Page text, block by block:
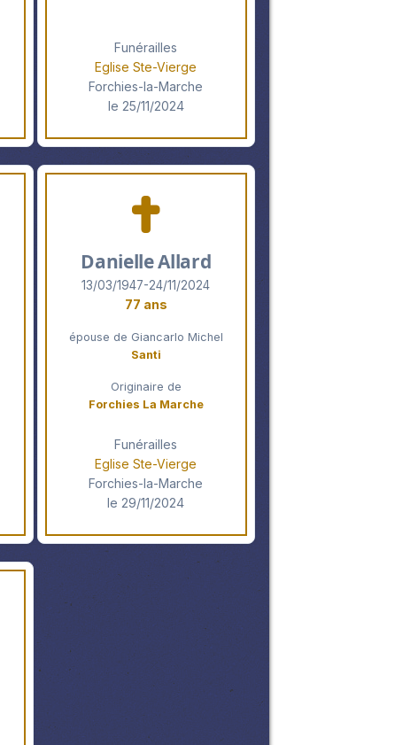
Funérailles
Eglise Ste-Vierge
Forchies-la-Marche
le 25/11/2024
Danielle Allard
13/03/1947-24/11/2024
77 ans
épouse de Giancarlo Michel
Santi
Originaire de
Forchies La Marche
Funérailles
Eglise Ste-Vierge
Forchies-la-Marche
le 29/11/2024